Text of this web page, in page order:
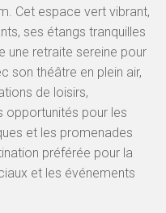
Cet espace vert vibrant,
ses étangs tranquilles
une retraite sereine pour
son théâtre en plein air,
de loisirs,
opportunités pour les
et les promenades
préférée pour la
et les événements